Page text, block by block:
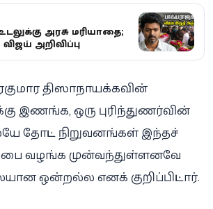
அரசு மரியாதை;
அறிவிப்பு
திஸாநாயக்கவின்
இணங்க, ஒரு புரிந்துணர்வின்
தோட்ட நிறுவனங்கள் இந்தச்
வழங்க முன்வந்துள்ளனவே
ஒன்றல்ல எனக் குறிப்பிட்டார்.